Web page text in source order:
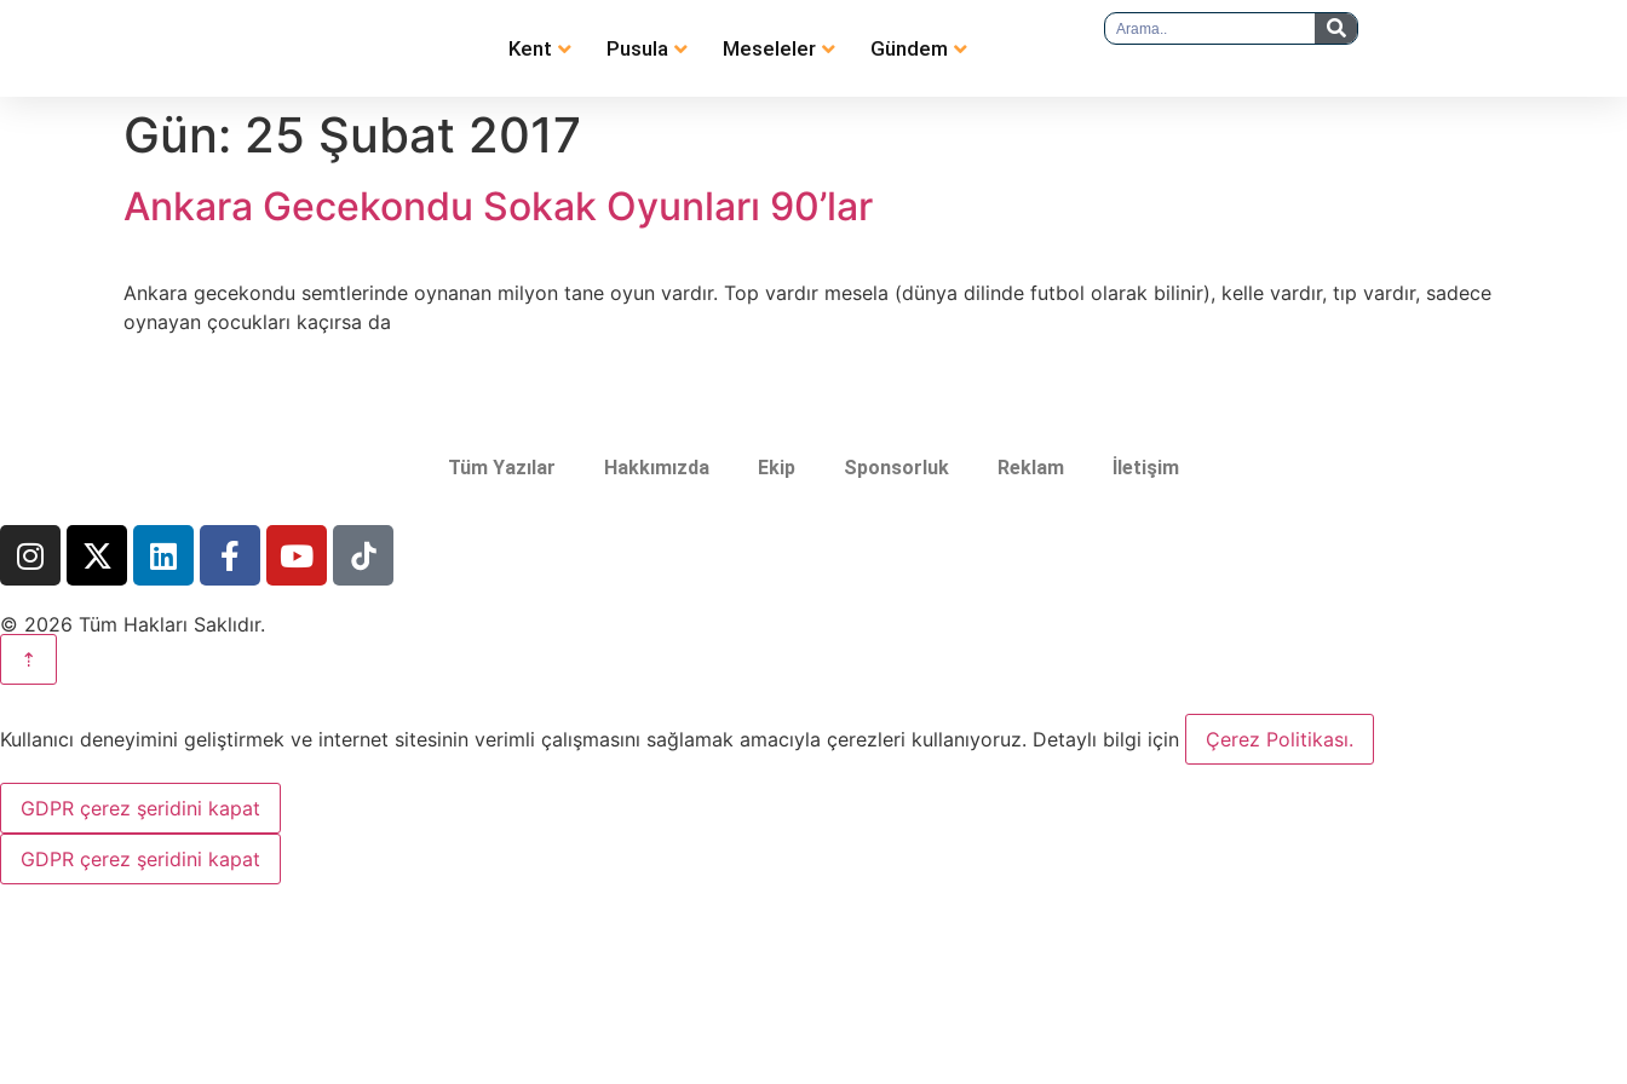
Kent Pusula Meseleler Gündem
Gün: 25 Şubat 2017
Ankara Gecekondu Sokak Oyunları 90’lar
Ankara gecekondu semtlerinde oynanan milyon tane oyun vardır. Top vardır mesela (dünya dilinde futbol olarak bilinir), kelle vardır, tıp vardır, sadece
oynayan çocukları kaçırsa da
Tüm Yazılar Hakkımızda Ekip Sponsorluk Reklam İletişim
© 2026 Tüm Hakları Saklıdır.
⇡
Kullanıcı deneyimini geliştirmek ve internet sitesinin verimli çalışmasını sağlamak amacıyla çerezleri kullanıyoruz. Detaylı bilgi için Çerez Politikası.
GDPR çerez şeridini kapat
GDPR çerez şeridini kapat